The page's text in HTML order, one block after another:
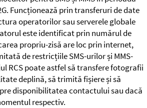
Funcționează prin transferuri de date
operatorilor sau serverele globale
este identificat prin numărul de
propriu-zisă are loc prin internet,
de restricțiile SMS-urilor și MMS-
RCS poate astfel să transfere fotografii
deplină, să trimită fișiere și să
disponibilitatea contactului sau dacă
respectiv.